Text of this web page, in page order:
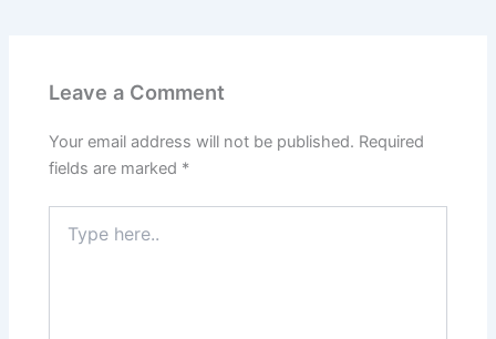
Leave a Comment
Your email address will not be published. Required
fields are marked *
here..